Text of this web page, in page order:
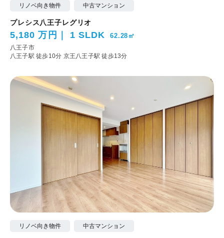
リノベ向き物件 中古マンション
プレシス八王子レグリオ
5,180 万円 1 SLDK 62.28㎡
八王子市
八王子駅 徒歩10分 京王八王子駅 徒歩13分
リノベ向き物件 中古マンション